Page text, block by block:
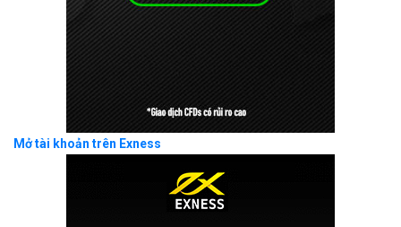
Mở tài khoản trên Exness